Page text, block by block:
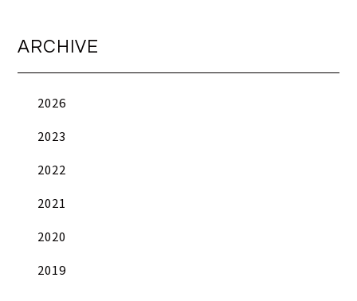
ARCHIVE
2026
2023
2022
2021
2020
2019